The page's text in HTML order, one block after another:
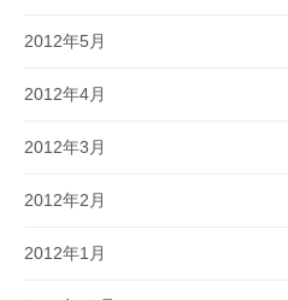
2012年5月
2012年4月
2012年3月
2012年2月
2012年1月